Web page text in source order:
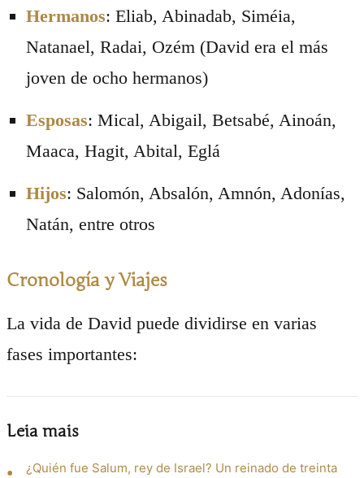
Hermanos: Eliab, Abinadab, Siméia,
Natanael, Radai, Ozém (David era el más
joven de ocho hermanos)
Esposas: Mical, Abigail, Betsabé, Ainoán,
Maaca, Hagit, Abital, Eglá
Hijos: Salomón, Absalón, Amnón, Adonías,
Natán, entre otros
Cronología y Viajes
La vida de David puede dividirse en varias
fases importantes:
Leia mais
¿Quién fue Salum, rey de Israel? Un reinado de treinta